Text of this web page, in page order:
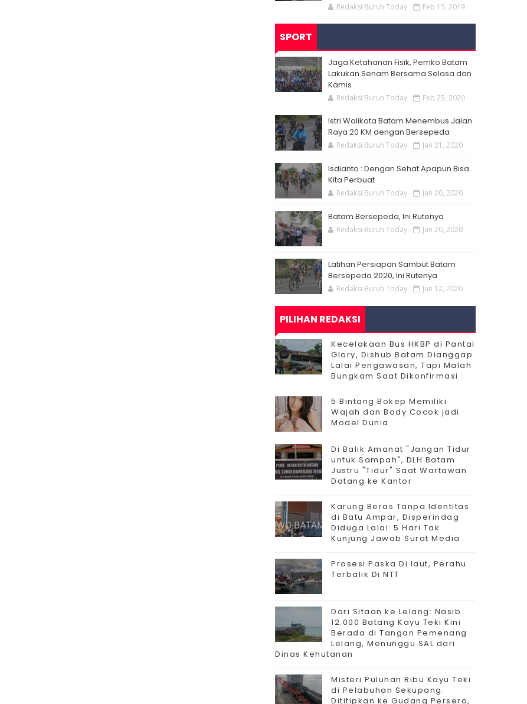
Redaksi Buruh Today Feb 15, 2019
SPORT
Jaga Ketahanan Fisik, Pemko Batam
Lakukan Senam Bersama Selasa dan
Kamis
Redaksi Buruh Today Feb 25, 2020
Istri Walikota Batam Menembus Jalan
Raya 20 KM dengan Bersepeda
Redaksi Buruh Today Jan 21, 2020
Isdianto : Dengan Sehat Apapun Bisa
Kita Perbuat
Redaksi Buruh Today Jan 20, 2020
Batam Bersepeda, Ini Rutenya
Redaksi Buruh Today Jan 20, 2020
Latihan Persiapan Sambut Batam
Bersepeda 2020, Ini Rutenya
Redaksi Buruh Today Jan 12, 2020
PILIHAN REDAKSI
Kecelakaan Bus HKBP di Pantai
Glory, Dishub Batam Dianggap
Lalai Pengawasan, Tapi Malah
Bungkam Saat Dikonfirmasi
5 Bintang Bokep Memiliki
Wajah dan Body Cocok jadi
Model Dunia
Di Balik Amanat "Jangan Tidur
untuk Sampah", DLH Batam
Justru "Tidur" Saat Wartawan
Datang ke Kantor
Karung Beras Tanpa Identitas
di Batu Ampar, Disperindag
Diduga Lalai: 5 Hari Tak
Kunjung Jawab Surat Media
Prosesi Paska Di laut, Perahu
Terbalik Di NTT
Dari Sitaan ke Lelang: Nasib
12.000 Batang Kayu Teki Kini
Berada di Tangan Pemenang
Lelang, Menunggu SAL dari
Dinas Kehutanan
Misteri Puluhan Ribu Kayu Teki
di Pelabuhan Sekupang:
Dititipkan ke Gudang Persero,